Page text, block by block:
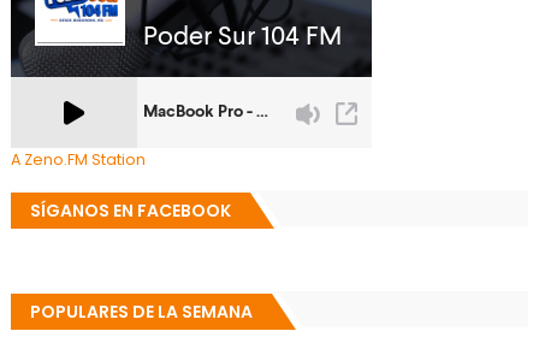
A Zeno.FM Station
SÍGANOS EN FACEBOOK
POPULARES DE LA SEMANA